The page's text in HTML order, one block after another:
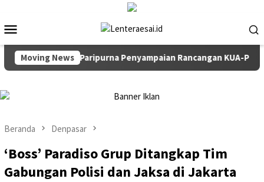
konten
Mobile
Moving News
Rapat Paripurna Penyampaian Rancangan KUA-PPAS TA 2027
Beranda Denpasar
‘Boss’ Paradiso Grup Ditangkap Tim
Gabungan Polisi dan Jaksa di Jakarta